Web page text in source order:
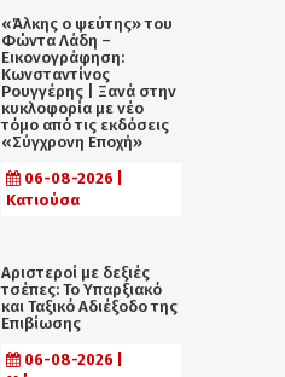
«Άλκης ο ψεύτης» του
Φώντα Λάδη –
Εικονογράφηση:
Κωνσταντίνος
Ρουγγέρης | Ξανά στην
κυκλοφορία με νέο
τόμο από τις εκδόσεις
«Σύγχρονη Εποχή»
06-08-2026 |
Κατιούσα
Αριστεροί με δεξιές
τσέπες: Το Υπαρξιακό
και Ταξικό Αδιέξοδο της
Επιβίωσης
06-08-2026 |